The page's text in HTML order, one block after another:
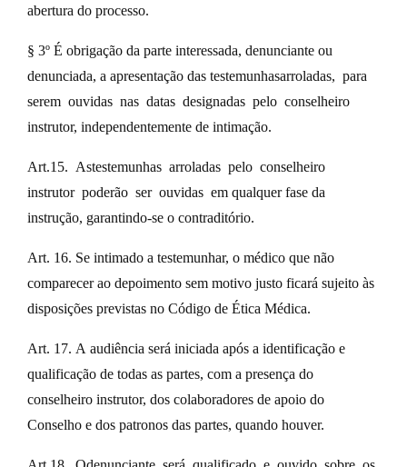
abertura do processo.
§ 3º É obrigação da parte interessada, denunciante ou
denunciada, a apresentação das testemunhasarroladas, para
serem ouvidas nas datas designadas pelo conselheiro
instrutor, independentemente de intimação.
Art.15. Astestemunhas arroladas pelo conselheiro
instrutor poderão ser ouvidas em qualquer fase da
instrução, garantindo-se o contraditório.
Art. 16. Se intimado a testemunhar, o médico que não
comparecer ao depoimento sem motivo justo ficará sujeito às
disposições previstas no Código de Ética Médica.
Art. 17. A audiência será iniciada após a identificação e
qualificação de todas as partes, com a presença do
conselheiro instrutor, dos colaboradores de apoio do
Conselho e dos patronos das partes, quando houver.